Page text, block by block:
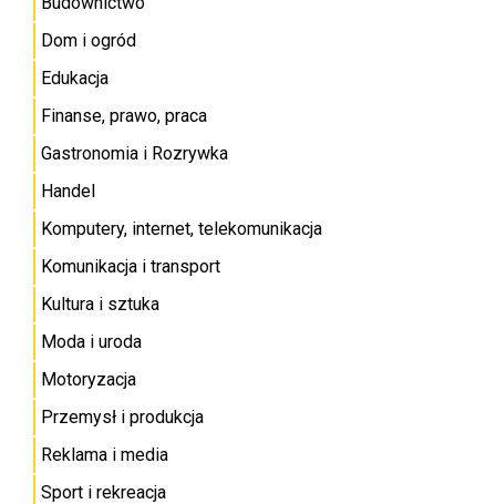
Dom i ogród
Edukacja
Finanse, prawo, praca
Gastronomia i Rozrywka
Handel
Komputery, internet, telekomunikacja
Komunikacja i transport
Kultura i sztuka
Moda i uroda
Motoryzacja
Przemysł i produkcja
Reklama i media
Sport i rekreacja